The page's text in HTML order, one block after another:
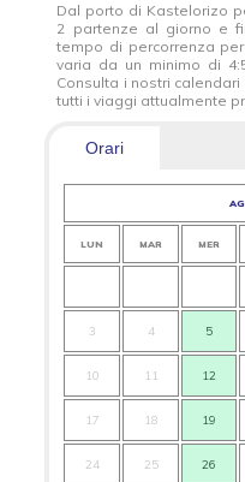
Dal porto di Kastelorizo
2 partenze al giorno e
tempo di percorrenza
varia da un minimo di
Consulta i nostri
tutti i viaggi attualmente
Orari
LUN MAR MER
3 4 5
10 11 12
17 18 19
24 25 26